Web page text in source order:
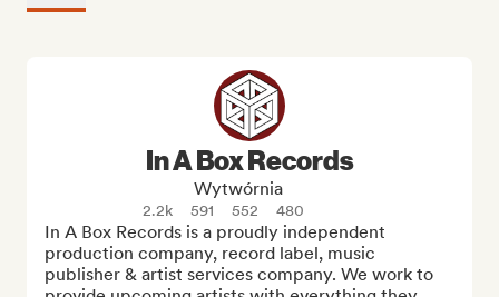
In A Box Records
Wytwórnia
2.2k 591 552 480
In A Box Records is a proudly independent
production company, record label, music
publisher & artist services company. We work to